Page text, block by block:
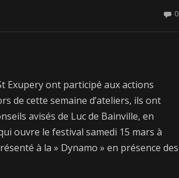
0
Exupery ont participé aux actions
de cette semaine d’ateliers, ils ont
avisés de Luc de Bainville, en
ouvre le festival samedi 15 mars à
à la » Dynamo » en présence des